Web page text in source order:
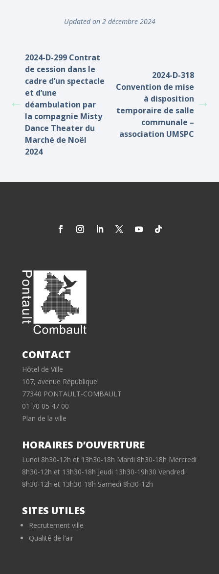
Updated on 2 décembre 2024
2024-D-299 Contrat
de cession dans le
cadre d’un spectacle
et d’une
déambulation par
la compagnie Misty
Dance Theater du
Marché de Noël
2024
2024-D-318
Convention de mise
à disposition
temporaire de salle
communale –
association UMSPC
CONTACT
Hôtel de Ville
107, avenue République
77340 PONTAULT-COMBAULT
01 70 05 47 00
Plan de la ville
HORAIRES D’OUVERTURE
Lundi 8h30-12h et 13h30-18h Mardi 8h30-18h Mercredi
8h30-12h et 13h30-18h Jeudi 13h30-19h30 Vendredi
8h30-12h et 13h30-18h Samedi 8h30-12h
SITES UTILES
Recrutement ville
Qualité de l’air